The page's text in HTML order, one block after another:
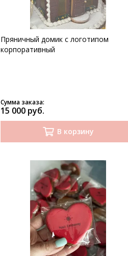
Пряничный домик с логотипом
корпоративный
Сумма заказа:
15 000 руб.
В корзину